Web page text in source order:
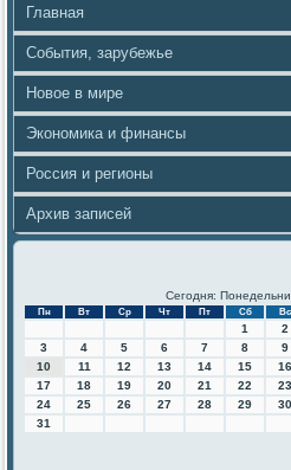
Главная
События, зарубежье
Новое в мире
Экономика и финансы
Россия и регионы
Архив записей
Сегодня:
Пн Вт Ср Чт Пт Сб Вс
1
2
3
4 5 6 7 8
9
10
11 12 13 14 15
16
17
18 19 20 21 22
23
24
25 26 27 28 29
30
31